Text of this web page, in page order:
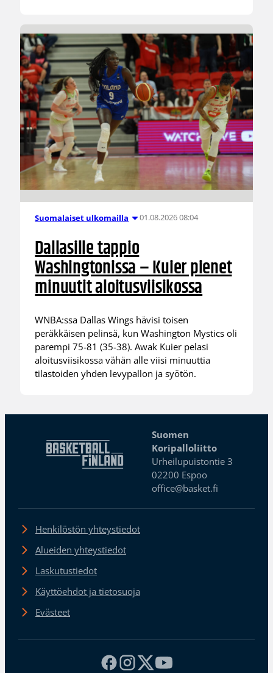
Suomalaiset ulkomailla 01.08.2026 08:04
Dallasille tappio
Washingtonissa – Kuier pienet
minuutit aloitusviisikossa
WNBA:ssa Dallas Wings hävisi toisen
peräkkäisen pelinsä, kun Washington Mystics oli
parempi 75-81 (35-38). Awak Kuier pelasi
aloitusviisikossa vähän alle viisi minuuttia
tilastoiden yhden levypallon ja syötön.
Suomen
Koripalloliitto
Urheilupuistontie 3
02200 Espoo
office@basket.fi
Henkilöstön yhteystiedot
Alueiden yhteystiedot
Laskutustiedot
Käyttöehdot ja tietosuoja
Evästeet